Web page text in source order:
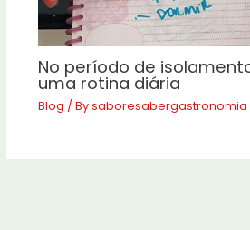
No período de
uma rotina diária
Blog / Bysaboresabergastronomia